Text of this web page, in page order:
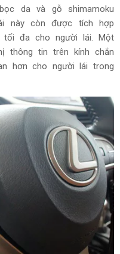
da và gỗ shimamoku
này còn được tích hợp
đa cho người lái. Một
thông tin trên kính chắn
hơn cho người lái trong